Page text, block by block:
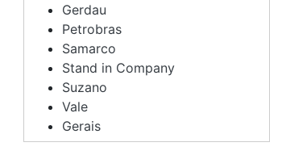
Gerdau
Petrobras
Samarco
Stand in Company
Suzano
Vale
Gerais